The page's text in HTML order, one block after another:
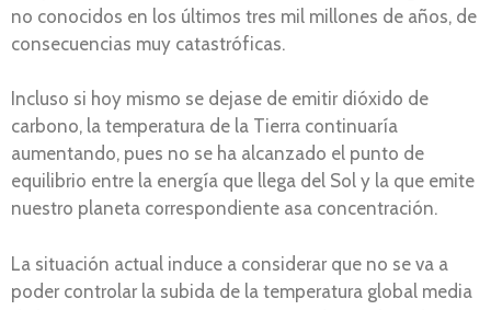
no conocidos en los últimos tres mil millones de años, de
consecuencias muy catastróficas.
Incluso si hoy mismo se dejase de emitir dióxido de
carbono, la temperatura de la Tierra continuaría
aumentando, pues no se ha alcanzado el punto de
equilibrio entre la energía que llega del Sol y la que emite
nuestro planeta correspondiente asa concentración.
La situación actual induce a considerar que no se va a
poder controlar la subida de la temperatura global media